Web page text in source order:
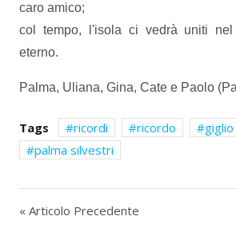
caro amico;
col tempo, l'isola ci vedrà uniti
eterno.
Palma, Uliana, Gina, Cate e Paolo
Tags ricordi ricordo
palma silvestri
« Articolo Precedente